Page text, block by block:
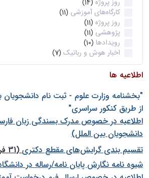
روز پروژه (14)
کارگاه‌های آموزشی (11)
روز پروژه (11)
پژوهشی (11)
رویدادها (10)
اخبار هوش و رباتیک (7)
اطلاعیه ها
"بخشنامه وزارت علوم - ثبت نام دانشجويان
از طريق كنكور سراسری"
اطلاعیه در خصوص مدرک بسندگی زبان
دانشجویان بین الملل)
تقسیم بندی گرایش‌های مقطع دکتری(31 فروردین 1404)
شيوه نامه نگارش پايان نامه/رساله در